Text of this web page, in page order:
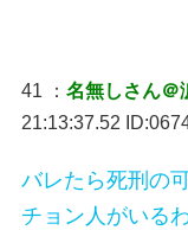
41 ： 名無しさん＠
21:13:37.52
バレたら死刑の
チョン人がいる